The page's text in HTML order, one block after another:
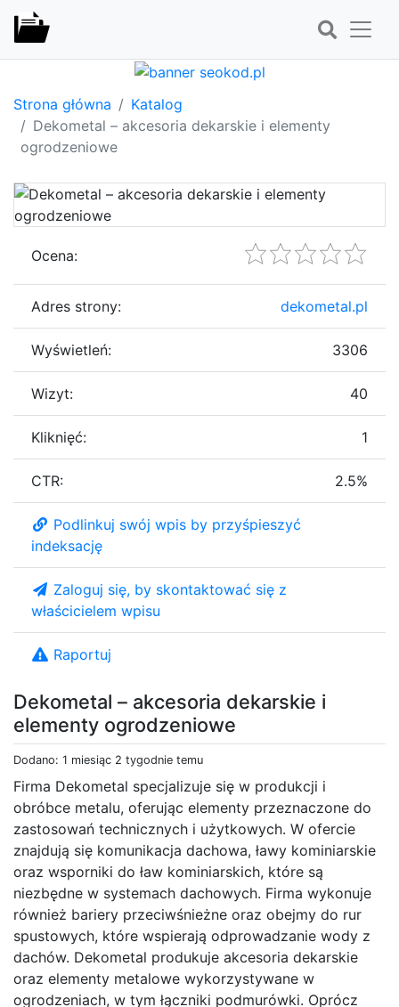
Strona główna
Katalog
Dekometal – akcesoria dekarskie i elementy
ogrodzeniowe
Dekometal – akcesoria dekarskie i
elementy ogrodzeniowe
Dodano: 1 miesiąc 2 tygodnie temu
Firma Dekometal specjalizuje się w produkcji i
obróbce metalu, oferując elementy przeznaczone do
zastosowań technicznych i użytkowych. W ofercie
znajdują się komunikacja dachowa, ławy kominiarskie
oraz wsporniki do ław kominiarskich, które są
niezbędne w systemach dachowych. Firma wykonuje
również bariery przeciwśnieżne oraz obejmy do rur
spustowych, które wspierają odprowadzanie wody z
dachów. Dekometal produkuje akcesoria dekarskie
oraz elementy metalowe wykorzystywane w
ogrodzeniach, w tym łączniki podmurówki. Oprócz
Ocena:
Adres strony: dekometal.pl
Wyświetleń: 3306
Wizyt: 40
Kliknięć: 1
CTR: 2.5%
Podlinkuj swój wpis by przyśpieszyć
indeksację
Zaloguj się, by skontaktować się z
właścicielem wpisu
Raportuj